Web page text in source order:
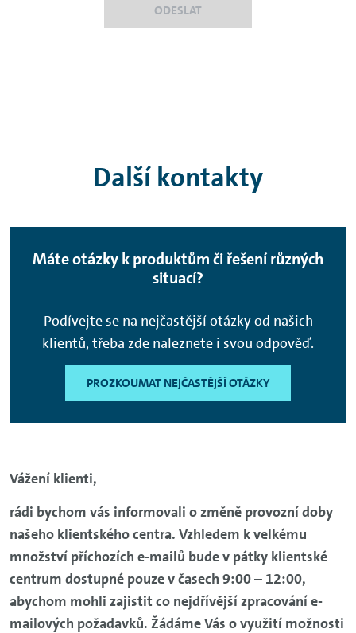
ODESLAT
Další kontakty
Máte otázky k produktům či řešení různých
situací?
Podívejte se na nejčastější otázky od našich
klientů, třeba zde naleznete i svou odpověď.
PROZKOUMAT NEJČASTĚJŠÍ OTÁZKY
Vážení klienti,
rádi bychom vás informovali o změně provozní doby
našeho klientského centra. Vzhledem k velkému
množství příchozích e-mailů bude v pátky klientské
centrum dostupné pouze v časech 9:00 – 12:00,
abychom mohli zajistit co nejdřívější zpracování e-
mailových požadavků. Žádáme Vás o využití možnosti